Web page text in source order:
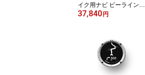
イク用ナビ ビーラインモ
ト2 Moto II ナビゲーショ
37,840円